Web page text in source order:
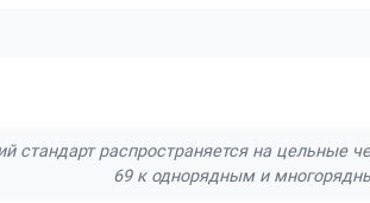
стандарт распространяется на цельные
69 к однорядным и